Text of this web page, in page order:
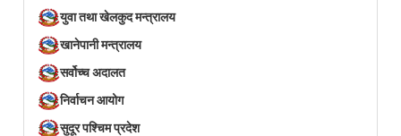
युवा तथा खेलकुद मन्त्रालय
खानेपानी मन्त्रालय
सर्वोच्च अदालत
निर्वाचन आयोग
सुदूर पश्चिम प्रदेश